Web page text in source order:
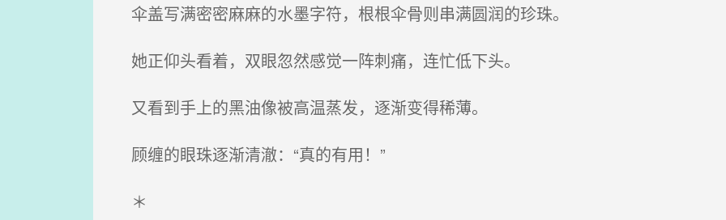
伞盖写满密密麻麻的水墨字符，根根伞骨则串满圆润的珍珠。
她正仰头看着，双眼忽然感觉一阵刺痛，连忙低下头。
又看到手上的黑油像被高温蒸发，逐渐变得稀薄。
顾缠的眼珠逐渐清澈：“真的有用！”
＊